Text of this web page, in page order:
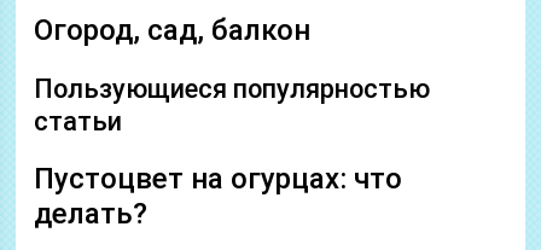
Огород, сад, балкон
Пользующиеся популярностью
статьи
Пустоцвет на огурцах: что
делать?